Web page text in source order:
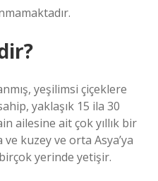
yeşilimsi çiçeklere
yaklaşık 15 ila 30
ailesine ait çok yıllık bir
kuzey ve orta Asya’ya
yerinde yetişir.